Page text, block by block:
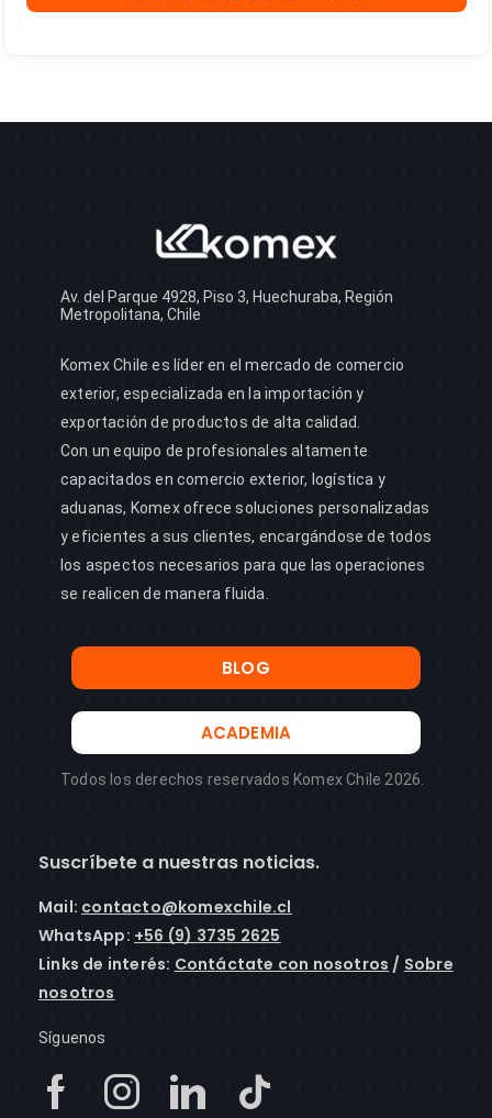
Av. del Parque 4928, Piso 3, Huechuraba, Región
Metropolitana, Chile
Komex Chile es líder en el mercado de comercio
exterior, especializada en la importación y
exportación de productos de alta calidad.
Con un equipo de profesionales altamente
capacitados en comercio exterior, logística y
aduanas, Komex ofrece soluciones personalizadas
y eficientes a sus clientes, encargándose de todos
los aspectos necesarios para que las operaciones
se realicen de manera fluida.
BLOG
ACADEMIA
Todos los derechos reservados Komex Chile 2026.
Suscríbete a nuestras noticias.
Mail: contacto@komexchile.cl
WhatsApp: +56 (9) 3735 2625
Links de interés: Contáctate con nosotros / Sobre
nosotros
Síguenos